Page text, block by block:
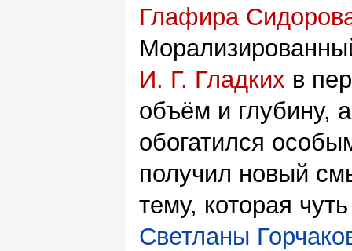
Глафира
И. Г. Гладких в
объём и глубину,
обогатился
получил новый
тему, которая
Светланы